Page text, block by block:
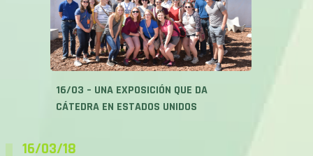
16/03 – UNA EXPOSICIÓN QUE DA
CÁTEDRA EN ESTADOS UNIDOS
16/03/18